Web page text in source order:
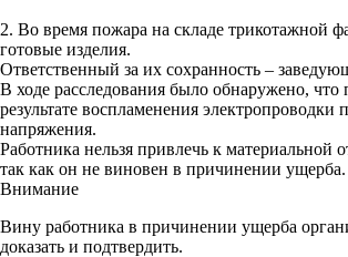
2. Во время пожара на складе трикотажной
готовые изделия.
Ответственный за их сохранность –
В ходе расследования было обнаружено, что
результате воспламенения электропроводки
напряжения.
Работника нельзя привлечь к материальной
так как он не виновен в причинении ущерба.
Внимание
Вину работника в причинении ущерба
доказать и подтвердить.